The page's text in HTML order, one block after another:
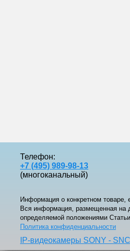
Телефон:
+7 (495) 989-98-13
(многоканальный)
Информация о конкретном товаре,
Вся информация, размещенная на
определяемой положениями
Политика конфиденциальности
IP-видеокамеры SONY -